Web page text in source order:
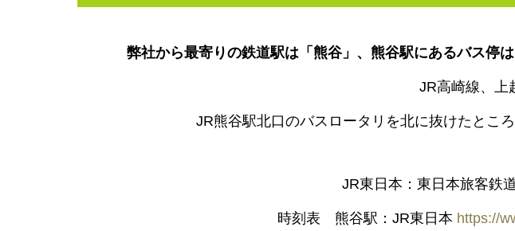
弊社から最寄りの鉄道駅は「熊谷」、熊谷駅にあるバス停
JR高崎線、上
JR熊谷駅北口のバスロータリを北に抜けたとこ
JR東日本：東日本旅客鉄
時刻表 熊谷駅：JR東日本 https://